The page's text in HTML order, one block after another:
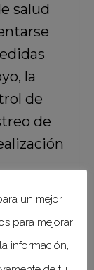
salud
la
de
de
un mejor
para mejorar
información,